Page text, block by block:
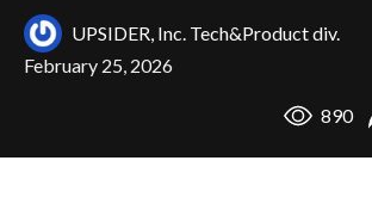
UPSIDER, Inc. Tech&Product div.
February 25, 2026
890